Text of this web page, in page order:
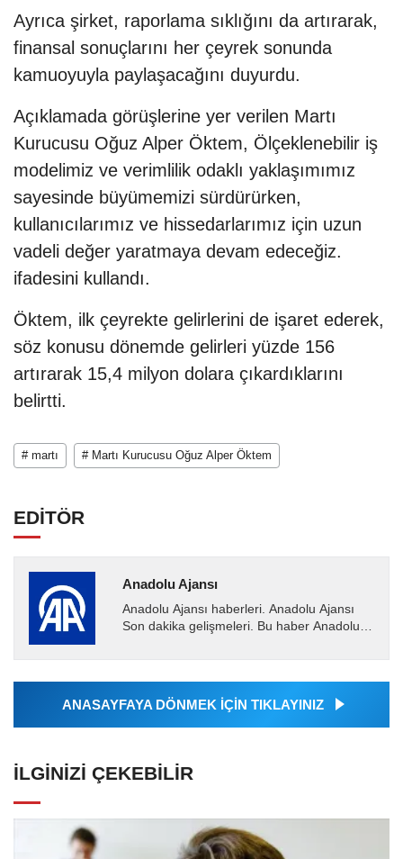
Ayrıca şirket, raporlama sıklığını da artırarak,
finansal sonuçlarını her çeyrek sonunda
kamuoyuyla paylaşacağını duyurdu.
Açıklamada görüşlerine yer verilen Martı
Kurucusu Oğuz Alper Öktem, Ölçeklenebilir iş
modelimiz ve verimlilik odaklı yaklaşımımız
sayesinde büyümemizi sürdürürken,
kullanıcılarımız ve hissedarlarımız için uzun
vadeli değer yaratmaya devam edeceğiz.
ifadesini kullandı.
Öktem, ilk çeyrekte gelirlerini de işaret ederek,
söz konusu dönemde gelirleri yüzde 156
artırarak 15,4 milyon dolara çıkardıklarını
belirtti.
# martı # Martı Kurucusu Oğuz Alper Öktem
EDİTÖR
Anadolu Ajansı
Anadolu Ajansı haberleri. Anadolu Ajansı
Son dakika gelişmeleri. Bu haber Anadolu
Ajansı tarafından...
ANASAYFAYA DÖNMEK İÇİN TIKLAYINIZ
İLGINIZI ÇEKEBILIR